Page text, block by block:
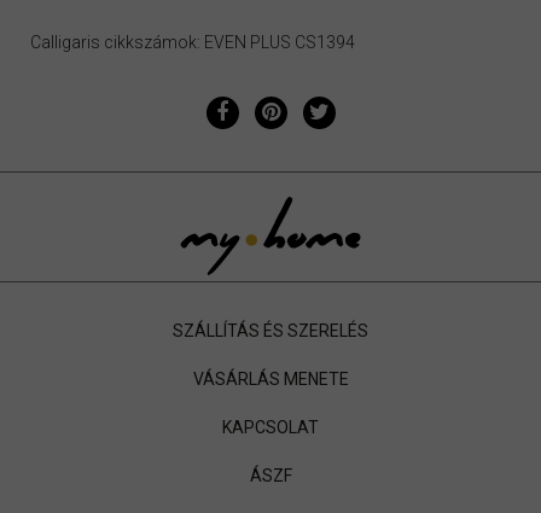
Calligaris cikkszámok: EVEN PLUS CS1394
SZÁLLÍTÁS ÉS SZERELÉS
VÁSÁRLÁS MENETE
KAPCSOLAT
ÁSZF